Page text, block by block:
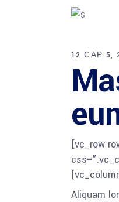
12 САР 5,
[vc_row
Aliquam